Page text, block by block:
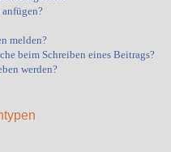
melden?
beim Schreiben eines Beitrags?
werden?